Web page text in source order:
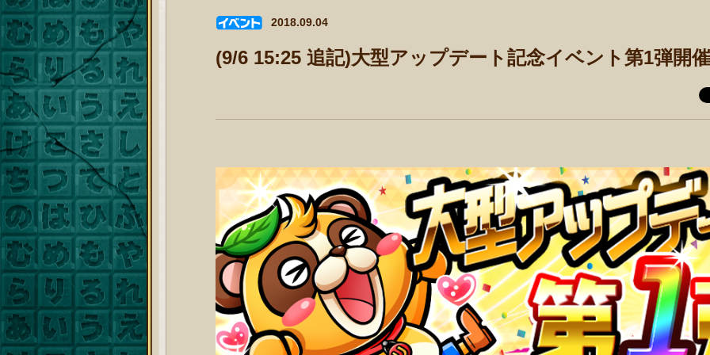
2018.09.04
(9/6 15:25 追記)大型アップデート記念イベント第1弾開